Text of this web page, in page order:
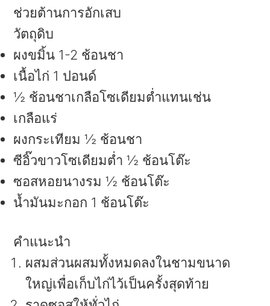
ช่วยต้านการอักเสบ
วัตถุดิบ
ผงขมิ้น 1-2 ช้อนชา
เนื้อไก่ 1 ปอนด์
½ ช้อนชาเกลือโซเดียมต่ำแทนเช่น
เกลือแร่
ผงกระเทียม ½ ช้อนชา
ซีอิ๊วขาวโซเดียมต่ำ ½ ช้อนโต๊ะ
ซอสหอยนางรม ½ ช้อนโต๊ะ
น้ำมันมะกอก 1 ช้อนโต๊ะ
คำแนะนำ
ผสมส่วนผสมทั้งหมดลงในชามขนาด
ใหญ่เพื่อเก็บไก่ไว้เป็นครั้งสุดท้าย